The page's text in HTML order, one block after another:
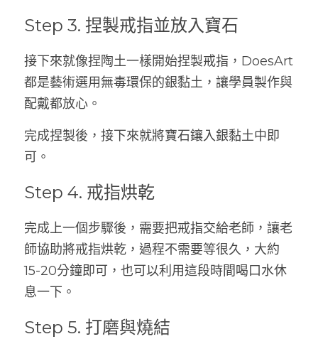
Step 3. 捏製戒指並放入寶石
接下來就像捏陶土一樣開始捏製戒指，DoesArt
都是藝術選用無毒環保的銀黏土，讓學員製作與
配戴都放心。
完成捏製後，接下來就將寶石鑲入銀黏土中即
可。
Step 4. 戒指烘乾
完成上一個步驟後，需要把戒指交給老師，讓老
師協助將戒指烘乾，過程不需要等很久，大約
15-20分鐘即可，也可以利用這段時間喝口水休
息一下。
Step 5. 打磨與燒結